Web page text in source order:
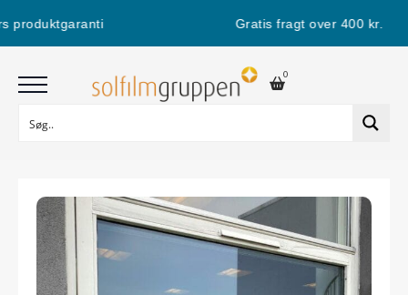
Gratis fragt over 400 kr.
0